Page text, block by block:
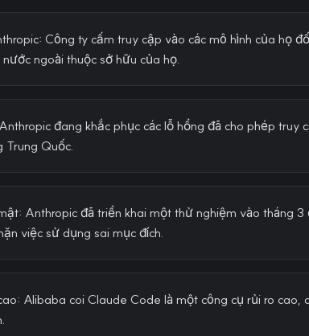
Công ty cấm truy cập vào các mô hình của họ
ngoài thuộc sở hữu của họ.
đang khắc phục các lỗ hổng đã cho phép truy
Trung Quốc.
Anthropic đã triển khai một thử nghiệm vào tháng
việc sử dụng sai mục đích.
Alibaba coi Claude Code là một công cụ rủi ro cao,